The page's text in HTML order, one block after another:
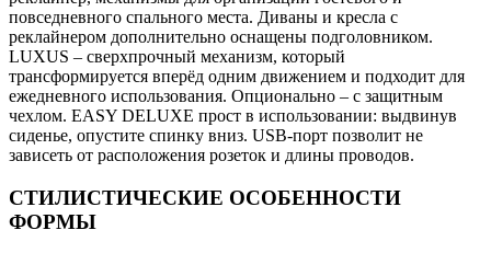
повседневного спального места. Диваны и кресла с
реклайнером дополнительно оснащены подголовником.
LUXUS – сверхпрочный механизм, который
трансформируется вперёд одним движением и подходит для
ежедневного использования. Опционально – с защитным
чехлом. EASY DELUXE прост в использовании: выдвинув
сиденье, опустите спинку вниз. USB-порт позволит не
зависеть от расположения розеток и длины проводов.
СТИЛИСТИЧЕСКИЕ ОСОБЕННОСТИ
ФОРМЫ